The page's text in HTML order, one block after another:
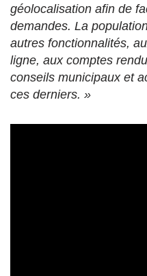
géolocalisation afin de
demandes. La
autres fonctionnalités,
ligne, aux comptes
conseils municipaux et
ces derniers. »